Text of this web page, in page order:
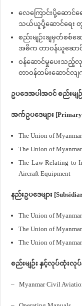
လေကြောင်းပို့ဆောင်ရ
သယ်ယူပို့ဆောင်ရေး တွ
စည်းမျဉ်းချမှတ်စစ်
အဓိက တာဝန်ယူဆော
ဝန်ဆောင်မှုပေးသည့်လု
တာဝန်ထမ်းဆောင်လ
ဥပဒေအပါအဝင် စည်းမျဉ်
အက်ဥပဒေများ [Primary
The Union of
The Union of
The Law Relating to
Aircraft Equipment
နည်းဥပဒေများ
The Union of
The Union of
The Union of
စည်းမျဉ်း နှင့်လုပ်ထုံးလုပ်န
– Myanmar Civil